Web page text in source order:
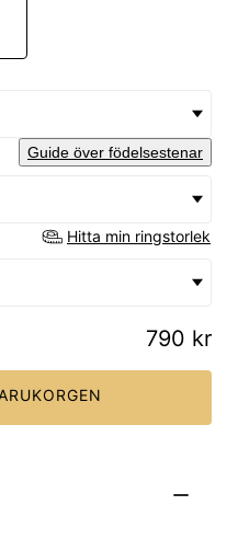
Guide över födelsestenar
Hitta min ringstorlek
790 kr